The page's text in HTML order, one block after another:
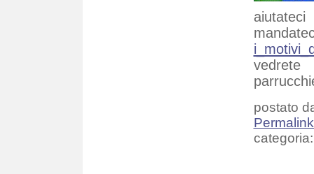
vedrete
postato
categoria: